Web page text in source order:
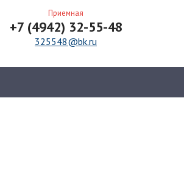
Приемная
+7 (4942) 32-55-48
325548@bk.ru